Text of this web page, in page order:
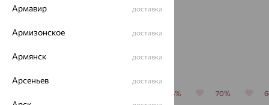
21 499
Похожие изделия
64% 70%
Армавир доставка
Армизонское доставка
Армянск доставка
Арсеньев доставка